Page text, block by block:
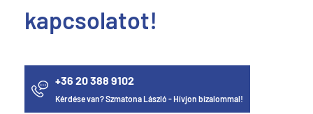
kapcsolatot!
+36 20 388 9102
Kérdése van? Szmatona László - Hívjon bizalommal!